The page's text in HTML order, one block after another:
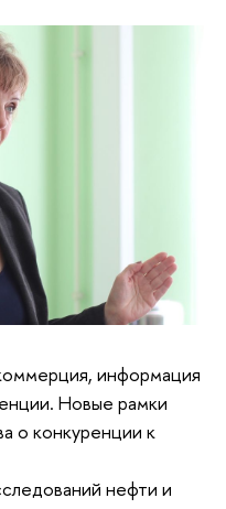
информация
Новые рамки
о конкуренции к
нефти и